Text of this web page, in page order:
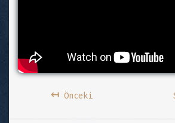
↤Önceki